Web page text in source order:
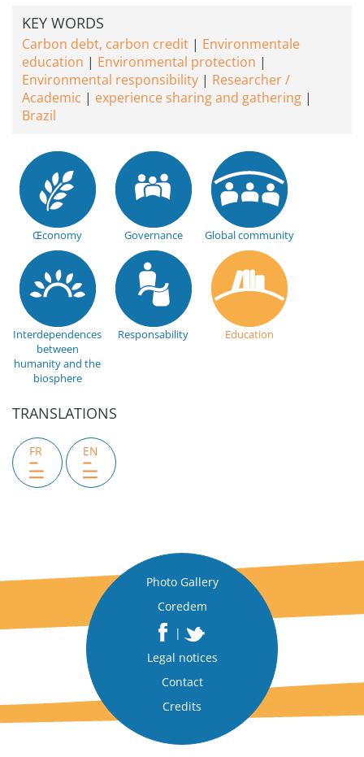
KEY WORDS
Carbon debt, carbon credit
Environmentale
education
Environmental protection
Environmental responsibility
Researcher /
Academic
experience sharing and gathering
Brazil
Œconomy Governance Global community
Interdependences
between
humanity and the
biosphere
Responsability Education
TRANSLATIONS
FR EN
Photo Gallery
Coredem
|
Legal notices
Contact
Credits